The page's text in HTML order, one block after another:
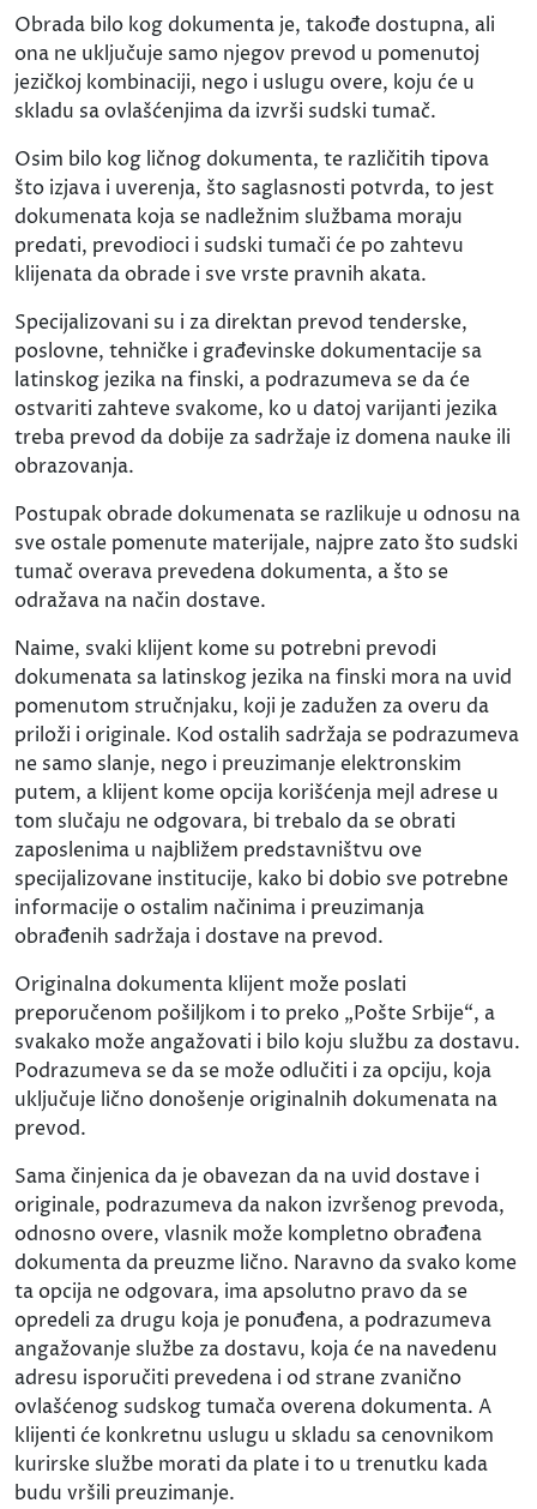
Obrada bilo kog dokumenta je, takođe dostupna, ali
ona ne uključuje samo njegov prevod u pomenutoj
jezičkoj kombinaciji, nego i uslugu overe, koju će u
skladu sa ovlašćenjima da izvrši sudski tumač.
Osim bilo kog ličnog dokumenta, te različitih tipova
što izjava i uverenja, što saglasnosti potvrda, to jest
dokumenata koja se nadležnim službama moraju
predati, prevodioci i sudski tumači će po zahtevu
klijenata da obrade i sve vrste pravnih akata.
Specijalizovani su i za direktan prevod tenderske,
poslovne, tehničke i građevinske dokumentacije sa
latinskog jezika na finski, a podrazumeva se da će
ostvariti zahteve svakome, ko u datoj varijanti jezika
treba prevod da dobije za sadržaje iz domena nauke ili
obrazovanja.
Postupak obrade dokumenata se razlikuje u odnosu na
sve ostale pomenute materijale, najpre zato što sudski
tumač overava prevedena dokumenta, a što se
odražava na način dostave.
Naime, svaki klijent kome su potrebni prevodi
dokumenata sa latinskog jezika na finski mora na uvid
pomenutom stručnjaku, koji je zadužen za overu da
priloži i originale. Kod ostalih sadržaja se podrazumeva
ne samo slanje, nego i preuzimanje elektronskim
putem, a klijent kome opcija korišćenja mejl adrese u
tom slučaju ne odgovara, bi trebalo da se obrati
zaposlenima u najbližem predstavništvu ove
specijalizovane institucije, kako bi dobio sve potrebne
informacije o ostalim načinima i preuzimanja
obrađenih sadržaja i dostave na prevod.
Originalna dokumenta klijent može poslati
preporučenom pošiljkom i to preko „Pošte Srbije“, a
svakako može angažovati i bilo koju službu za dostavu.
Podrazumeva se da se može odlučiti i za opciju, koja
uključuje lično donošenje originalnih dokumenata na
prevod.
Sama činjenica da je obavezan da na uvid dostave i
originale, podrazumeva da nakon izvršenog prevoda,
odnosno overe, vlasnik može kompletno obrađena
dokumenta da preuzme lično. Naravno da svako kome
ta opcija ne odgovara, ima apsolutno pravo da se
opredeli za drugu koja je ponuđena, a podrazumeva
angažovanje službe za dostavu, koja će na navedenu
adresu isporučiti prevedena i od strane zvanično
ovlašćenog sudskog tumača overena dokumenta. A
klijenti će konkretnu uslugu u skladu sa cenovnikom
kurirske službe morati da plate i to u trenutku kada
budu vršili preuzimanje.